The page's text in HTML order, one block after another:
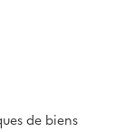
de biens